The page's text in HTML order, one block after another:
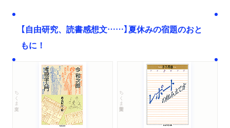
【自由研究、読書感想文……】夏休みの宿題のおと
もに！
ちくま文庫 ちくま学芸文庫